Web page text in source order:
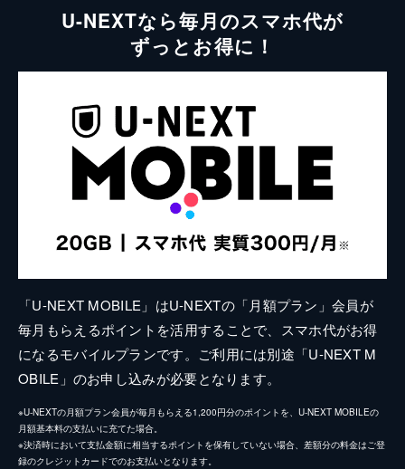
U-NEXTなら毎月のスマホ代が
ずっとお得に！
「U-NEXT MOBILE」はU-NEXTの「月額プラン」会員が
毎月もらえるポイントを活用することで、スマホ代がお得
になるモバイルプランです。ご利用には別途「U-NEXT M
OBILE」のお申し込みが必要となります。
※U-NEXTの月額プラン会員が毎月もらえる1,200円分のポイントを、U-NEXT MOBILEの
月額基本料の支払いに充てた場合。
※決済時において支払金額に相当するポイントを保有していない場合、差額分の料金はご登
録のクレジットカードでのお支払いとなります。